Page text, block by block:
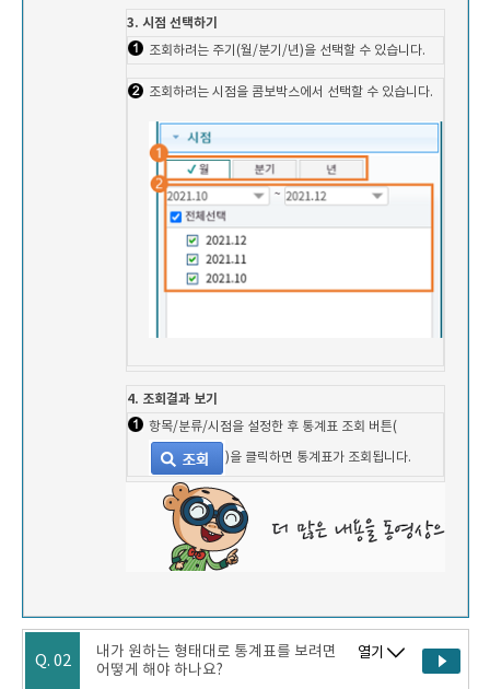
3. 시점 선택하기
조회하려는 주기(월/분기/년)을 선택할 수 있습니다.
조회하려는 시점을 콤보박스에서 선택할 수 있습니다.
4. 조회결과 보기
항목/분류/시점을 설정한 후 통계표 조회 버튼(
)을 클릭하면 통계표가 조회됩니다.
Q. 02
내가 원하는 형태대로 통계표를 보려면
어떻게 해야 하나요?
열기